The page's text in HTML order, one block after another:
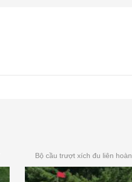
Bộ cầu trượt xích đu liên